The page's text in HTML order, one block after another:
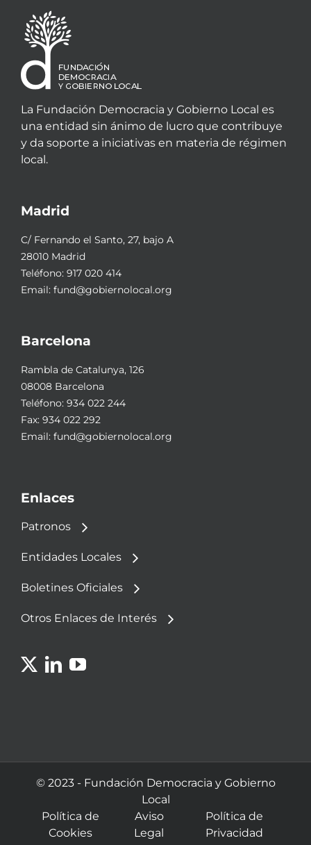
La Fundación Democracia y Gobierno Local es
una entidad sin ánimo de lucro que contribuye
y da soporte a iniciativas en materia de régimen
local.
Madrid
C/ Fernando el Santo, 27, bajo A
28010 Madrid
Teléfono: 917 020 414
Email: fund@gobiernolocal.org
Barcelona
Rambla de Catalunya, 126
08008 Barcelona
Teléfono: 934 022 244
Fax: 934 022 292
Email: fund@gobiernolocal.org
Enlaces
Patronos
Entidades Locales
Boletines Oficiales
Otros Enlaces de Interés
© 2023 - Fundación Democracia y Gobierno
Local
Política de
Cookies
Aviso
Legal
Política de
Privacidad